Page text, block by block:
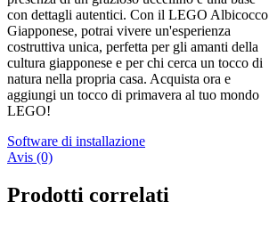
con dettagli autentici. Con il LEGO Albicocco
Giapponese, potrai vivere un'esperienza
costruttiva unica, perfetta per gli amanti della
cultura giapponese e per chi cerca un tocco di
natura nella propria casa. Acquista ora e
aggiungi un tocco di primavera al tuo mondo
LEGO!
Software di installazione
Avis (0)
Prodotti correlati